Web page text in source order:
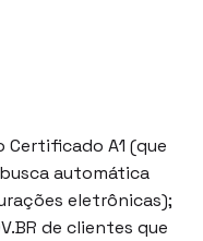
Certificado A1 (que
automática
eletrônicas);